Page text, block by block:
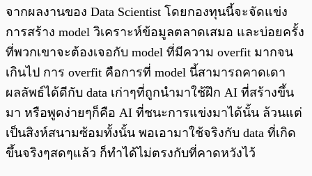
จากผลงานของ Data Scientist โดยกองทุนนี้จะจัดแข่ง
การสร้าง model วิเคราะห์ข้อมูลตลาดเสมอ และบ่อยครั้ง
ที่พวกเขาจะต้องเจอกับ model ที่มีความ overfit มากจน
เกินไป การ overfit คือการที่ model นี้สามารถคาดเดา
ผลลัพธ์ได้ดีกับ data เก่าๆที่ถูกนำมาใช้ฝึก AI ที่สร้างขึ้น
มา หรือพูดง่ายๆก็คือ AI ที่ชนะการแข่งมาได้นั้น ล้วนแต่
เป็นสิงห์สนามซ้อมทั้งนั้น พอเอามาใช้จริงกับ data ที่เกิด
ขึ้นจริงๆสดๆแล้ว ก็ทำได้ไม่ตรงกับที่คาดหวังไว้